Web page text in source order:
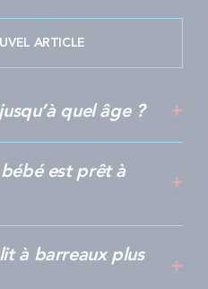
ARTICLE
quel âge ?
est prêt à
à barreaux plus